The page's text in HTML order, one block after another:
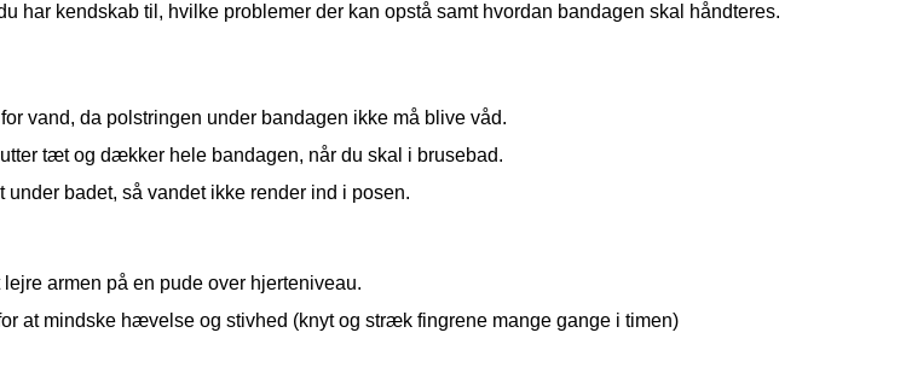
har kendskab til, hvilke problemer der kan opstå samt hvordan bandagen skal håndteres.
vand, da polstringen under bandagen ikke må blive våd.
tæt og dækker hele bandagen, når du skal i brusebad.
under badet, så vandet ikke render ind i posen.
armen på en pude over hjerteniveau.
at mindske hævelse og stivhed (knyt og stræk fingrene mange gange i timen)